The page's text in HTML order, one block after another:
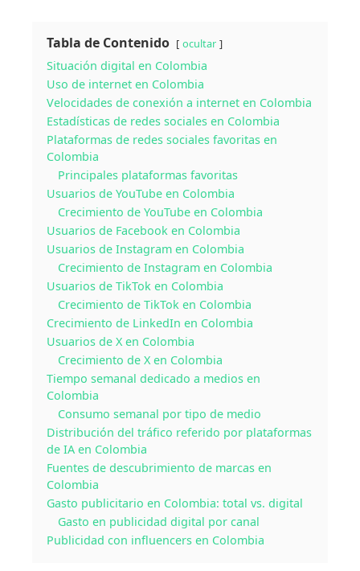
Tabla de Contenido ocultar
Situación digital en Colombia
Uso de internet en Colombia
Velocidades de conexión a internet en Colombia
Estadísticas de redes sociales en Colombia
Plataformas de redes sociales favoritas en
Colombia
Principales plataformas favoritas
Usuarios de YouTube en Colombia
Crecimiento de YouTube en Colombia
Usuarios de Facebook en Colombia
Usuarios de Instagram en Colombia
Crecimiento de Instagram en Colombia
Usuarios de TikTok en Colombia
Crecimiento de TikTok en Colombia
Crecimiento de LinkedIn en Colombia
Usuarios de X en Colombia
Crecimiento de X en Colombia
Tiempo semanal dedicado a medios en
Colombia
Consumo semanal por tipo de medio
Distribución del tráfico referido por plataformas
de IA en Colombia
Fuentes de descubrimiento de marcas en
Colombia
Gasto publicitario en Colombia: total vs. digital
Gasto en publicidad digital por canal
Publicidad con influencers en Colombia